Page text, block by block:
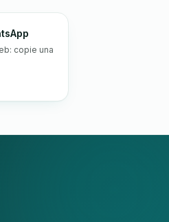
copie una